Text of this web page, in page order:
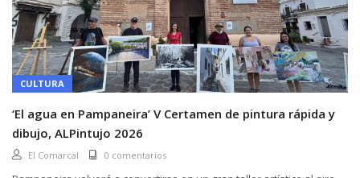
CULTURA
‘El agua en Pampaneira’ V Certamen de pintura rápida y
dibujo, ALPintujo 2026
El Comarcal 0 comentarios